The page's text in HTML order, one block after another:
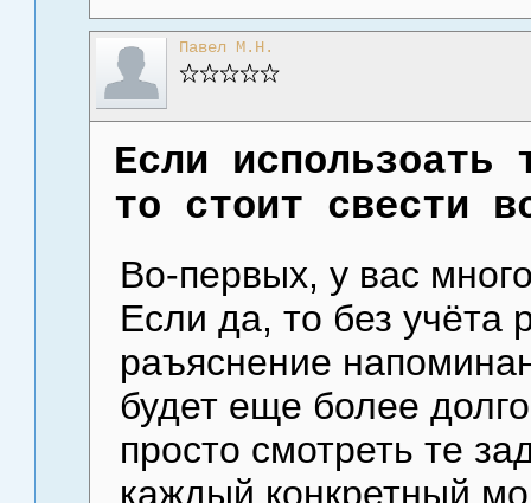
Павел М.Н.
Если использоать
то стоит свести
Во-первых, у вас
Если да, то без учёта
раъяснение
будет еще более
просто смотреть те
каждый конкретный